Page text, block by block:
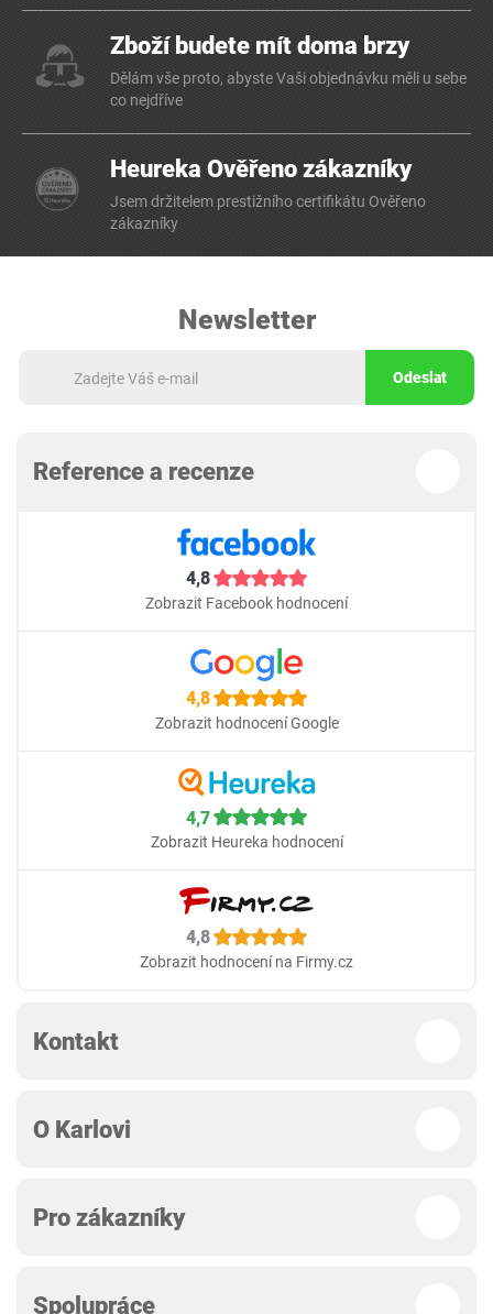
Zboží budete mít doma brzy
Dělám vše proto, abyste Vaši objednávku měli u sebe
co nejdříve
Heureka Ověřeno zákazníky
Jsem držitelem prestižního certifikátu Ověřeno
zákazníky
Newsletter
Odeslat
Reference a recenze
4,8
Zobrazit Facebook hodnocení
4,8
Zobrazit hodnocení Google
4,7
Zobrazit Heureka hodnocení
4,8
Zobrazit hodnocení na Firmy.cz
Kontakt
O Karlovi
Pro zákazníky
Spolupráce